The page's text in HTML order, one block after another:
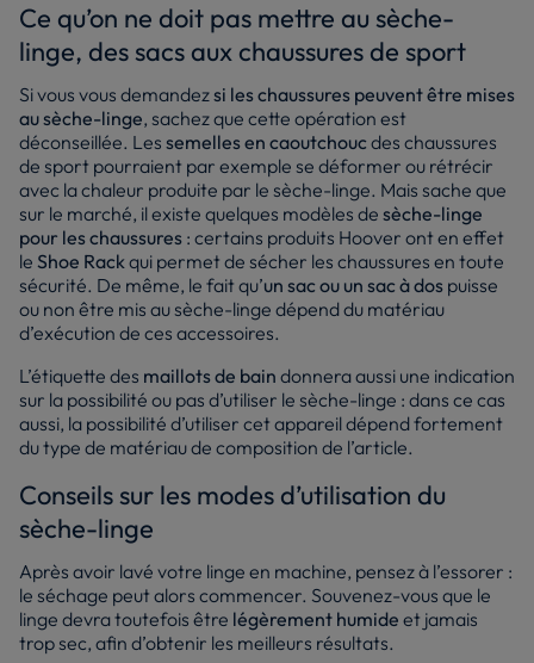
Ce qu’on ne doit pas mettre au sèche-
linge, des sacs aux chaussures de sport
Si vous vous demandezsi les chaussures peuvent être mises
au sèche-linge, sachez que cette opération est
déconseillée. Les semelles en caoutchoucdes chaussures
de sport pourraient par exemple se déformer ou rétrécir
avec la chaleur produite par le sèche-linge. Mais sache que
sur le marché, il existe quelques modèles de sèche-linge
pour les chaussures : certains produits Hoover ont en effet
le Shoe Rackqui permet de sécher les chaussures en toute
sécurité. De même, le fait qu’un sac ou un sac à dos puisse
ou non être mis au sèche-linge dépend du matériau
d’exécution de ces accessoires.
L’étiquette des maillots de bain donnera aussi une indication
sur la possibilité ou pas d’utiliser le sèche-linge : dans ce cas
aussi, la possibilité d’utiliser cet appareil dépend fortement
du type de matériau de composition de l’article.
Conseils sur les modes d’utilisation du
sèche-linge
Après avoir lavé votre linge en machine, pensez à l’essorer :
le séchage peut alors commencer. Souvenez-vous que le
linge devra toutefois être légèrement humide et jamais
trop sec, afin d’obtenir les meilleurs résultats.